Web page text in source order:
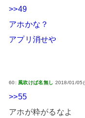
>>49
アホかな？
アプリ消せや
60: 風吹けば名無し 2018/01/
>>55
アホが粋がるなよ